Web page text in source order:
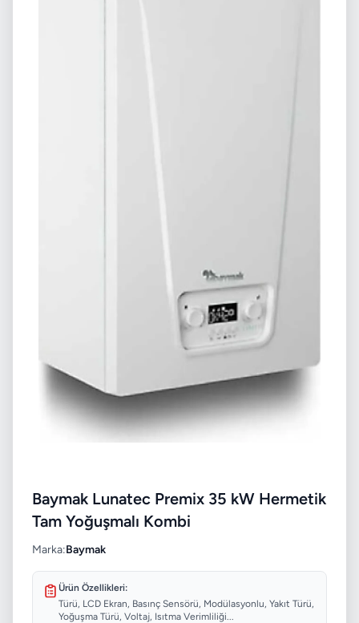
Baymak Lunatec Premix 35 kW Hermetik
Tam Yoğuşmalı Kombi
Marka:Baymak
Ürün Özellikleri:
Türü, LCD Ekran, Basınç Sensörü, Modülasyonlu, Yakıt Türü,
Yoğuşma Türü, Voltaj, Isıtma Verimliliği...